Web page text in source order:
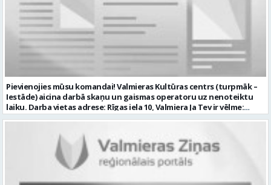
valmiera.lv personīgi SIA „VTU Valmiera”, Reģ.nr. 40003004220,
administrācijas ēkas „Brandeļi”, Brandeļi, Kocēnu pagasts, Valmieras
novads, personāla daļā darba dienās no plkst. 09:00 līdz 16:00.
Sazināsimies ar pretendentiem, kuri būs izvirzīti nākamajai atlases
kārtai. * Iesniegtos personas datus SIA “VTU VALMIERA” izmantos, lai
konkursa kārtībā noteiktu vakancei atbilstošāko kandidātu. Ja
kandidāts vēlas, lai viņa personas dati tiktu saglabāti SIA “VTU
VALMIERA” iekšējā datu bāzē ar mērķi tos apstrādāt citos SIA “VTU
VALMIERA” personāla atlases konkursos, tad pieteikumā vakancei
lūdzam kandidātam norādīt savu piekrišanu personas datu
saglabāšanai. Profesija: AUTOMOBIĻA VADĪTĀJS Darba vietas adrese:
LATVIJA, Brandeļi, Brandeļi, Kocēnu pag., Valmieras nov. Darba laika
veids: Maiņu darbs Darbības joma: Pakalpojumi Pieteikto vietu
skaits: 1 Aktuāla līdz: 2026-08-21 Kontaktpersona: CV ar norādi
vakancei lūdzu sūtīt uz e-pastu info@vtu-valmiera.lv vai iesniegt
Pievienojies mūsu komandai! Valmieras Kultūras centrs (turpmāk –
Iestāde) aicina darbā skaņu un gaismas operatoru uz nenoteiktu
laiku. Darba vietas adrese: Rīgas iela 10, Valmiera Ja Tev ir vēlme:
nodrošināt skaņas un gaismas iekārtu un to vadības sistēmas
operatora pienākumus pasākumos Iestādēs telpās un ārpus tām
Iestādes; piemērot skaņas un gaismas mākslinieciskos risinājumus
pasākumos, plānot un organizēt apskaņošanas un gaismošanas
procesu, kā arī veikt pasākumu apskaņošanu un gaismošanu;
piedalīties Iestādes organizēto pasākumu tehniskajā uzbūvē un